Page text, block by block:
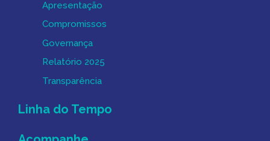
Apresentação
Compromissos
Governança
Relatório 2025
Transparência
Linha do Tempo